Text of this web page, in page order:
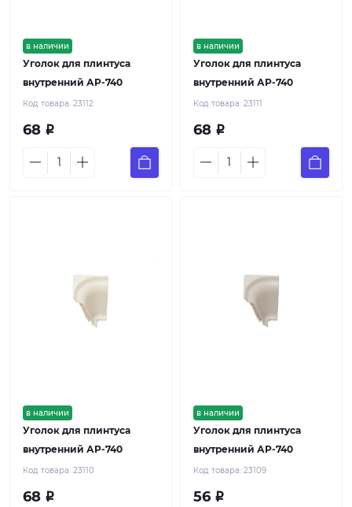
в наличии
Уголок для плинтуса
внутренний АР-740
Код товара: 23112
68 Р
в наличии
Уголок для плинтуса
внутренний АР-740
Код товара: 23111
68 Р
в наличии
Уголок для плинтуса
внутренний АР-740
Код товара: 23110
68 Р
в наличии
Уголок для плинтуса
внутренний АР-740
Код товара: 23109
56 Р